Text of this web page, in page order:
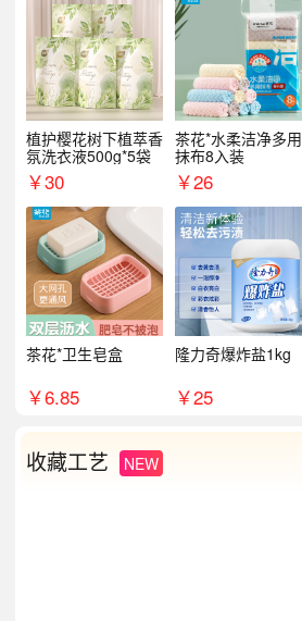
植护樱花树下植萃香
氛洗衣液500g*5袋
￥30
茶花*水柔洁净多用
抹布8入装
￥26
茶花*卫生皂盒
￥6.85
隆力奇爆炸盐1kg
￥25
收藏工艺 NEW